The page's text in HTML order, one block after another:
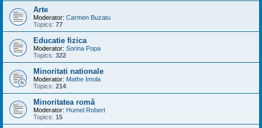
Arte
Moderator: Carmen Buzatu
Topics: 77
Educatie fizica
Moderator: Sorina Popa
Topics: 322
Minoritati nationale
Moderator: Mathe Imola
Topics: 214
Minoritatea romă
Moderator: Humel Robert
Topics: 15